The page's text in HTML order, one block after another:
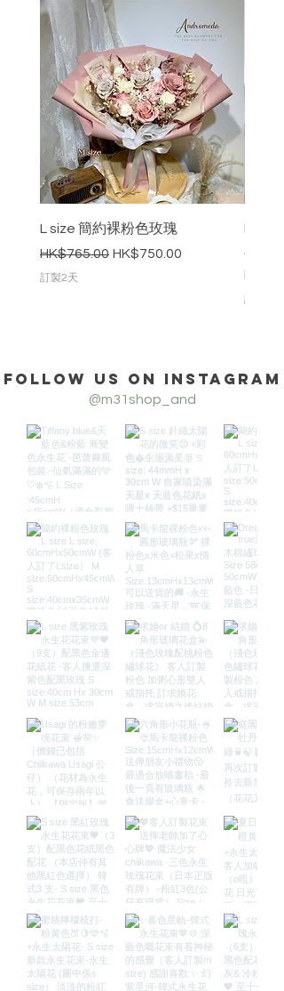
L size 簡約裸粉色玫瑰
一般價格
HK$765.00 促銷價格
HK$750.00
訂製2天
木棉
價格
訂製2天
Follow us on Instagram
@m31shop_and